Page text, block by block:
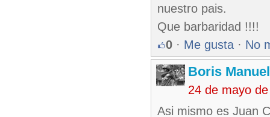
nuestro pais.
Que barbaridad !!!!
0 · Me gusta · No
Boris
24 de mayo
Asi mismo es Juan